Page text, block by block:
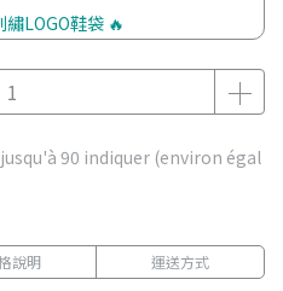
LOGO鞋袋 🔥
90 indiquer (environ égal
說明 運送方式